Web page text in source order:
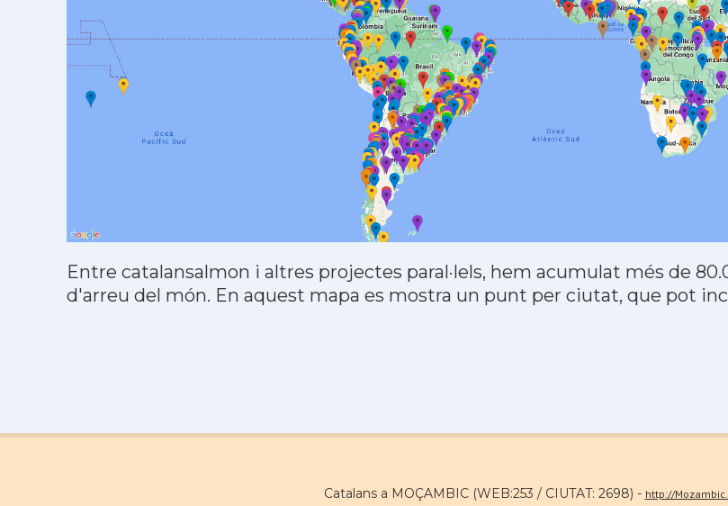
Entre catalansalmon i altres projectes paral·lels, hem acumulat més de
d'arreu del món. En aquest mapa es mostra un punt per ciutat, que pot
Catalans a MOÇAMBIC (WEB:253 / CIUTAT: 2698) - http://